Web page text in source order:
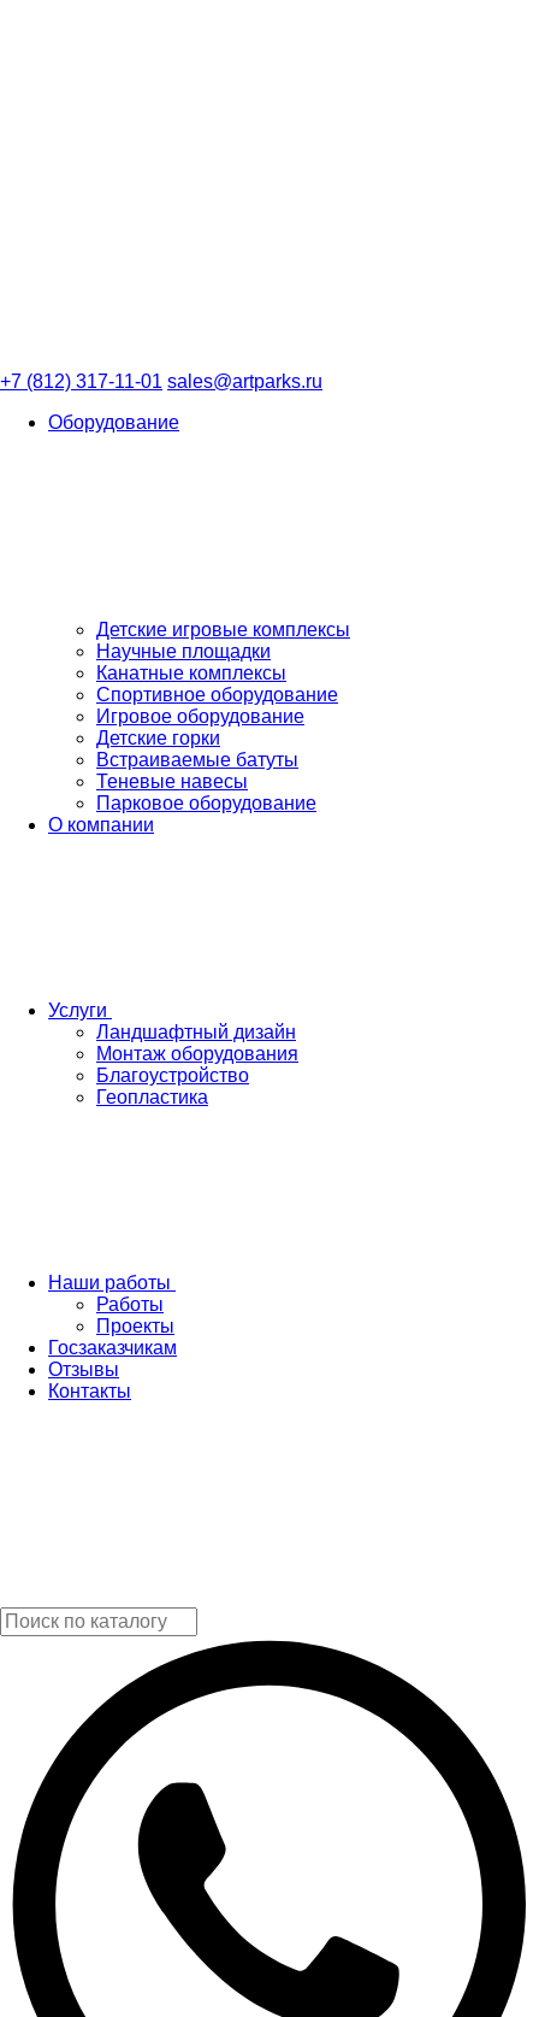
+7 (812) 317-11-01 sales@artparks.ru
Оборудование
Детские игровые комплексы
Научные площадки
Канатные комплексы
Спортивное оборудование
Игровое оборудование
Детские горки
Встраиваемые батуты
Теневые навесы
Парковое оборудование
О компании
Услуги
Ландшафтный дизайн
Монтаж оборудования
Благоустройство
Геопластика
Наши работы
Работы
Проекты
Госзаказчикам
Отзывы
Контакты